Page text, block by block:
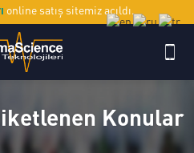
online satış sitemiz açıldı.
Konular